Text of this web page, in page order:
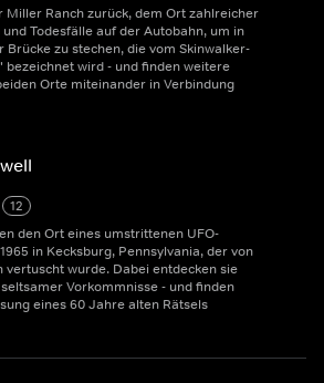
Miller Ranch zurück, dem Ort zahlreicher
Todesfälle auf der Autobahn, um in
Brücke zu stechen, die vom Skinwalker-
bezeichnet wird - und finden weitere
Orte miteinander in Verbindung
12
den Ort eines umstrittenen UFO-
in Kecksburg, Pennsylvania, der von
vertuscht wurde. Dabei entdecken sie
Vorkommnisse - und finden
eines 60 Jahre alten Rätsels